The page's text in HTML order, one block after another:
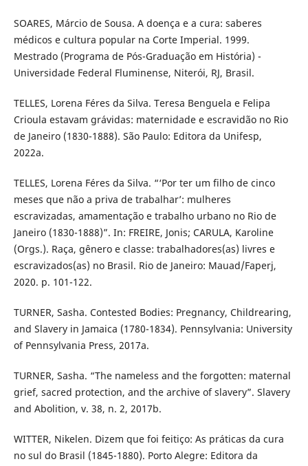
SOARES, Márcio de Sousa. A doença e a cura: saberes
médicos e cultura popular na Corte Imperial. 1999.
Mestrado (Programa de Pós-Graduação em História) -
Universidade Federal Fluminense, Niterói, RJ, Brasil.
TELLES, Lorena Féres da Silva. Teresa Benguela e Felipa
Crioula estavam grávidas: maternidade e escravidão no Rio
de Janeiro (1830-1888). São Paulo: Editora da Unifesp,
2022a.
TELLES, Lorena Féres da Silva. “‘Por ter um filho de cinco
meses que não a priva de trabalhar’: mulheres
escravizadas, amamentação e trabalho urbano no Rio de
Janeiro (1830-1888)”. In: FREIRE, Jonis; CARULA, Karoline
(Orgs.). Raça, gênero e classe: trabalhadores(as) livres e
escravizados(as) no Brasil. Rio de Janeiro: Mauad/Faperj,
2020. p. 101-122.
TURNER, Sasha. Contested Bodies: Pregnancy, Childrearing,
and Slavery in Jamaica (1780-1834). Pennsylvania: University
of Pennsylvania Press, 2017a.
TURNER, Sasha. “The nameless and the forgotten: maternal
grief, sacred protection, and the archive of slavery”. Slavery
and Abolition, v. 38, n. 2, 2017b.
WITTER, Nikelen. Dizem que foi feitiço: As práticas da cura
no sul do Brasil (1845-1880). Porto Alegre: Editora da